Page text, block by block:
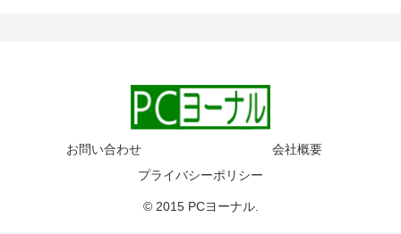
お問い合わせ
会社概要
プライバシーポリシー
© 2015 PCヨーナル.